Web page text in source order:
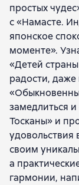
простых
с «Намасте.
японское
моменте».
«Детей
радости, даже
замедлиться
Тосканы» и
удовольствия
своим
а
гармонии,